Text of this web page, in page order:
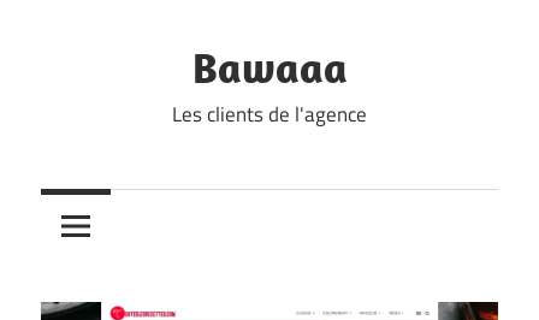
Bawaaa
Les clients de l'agence